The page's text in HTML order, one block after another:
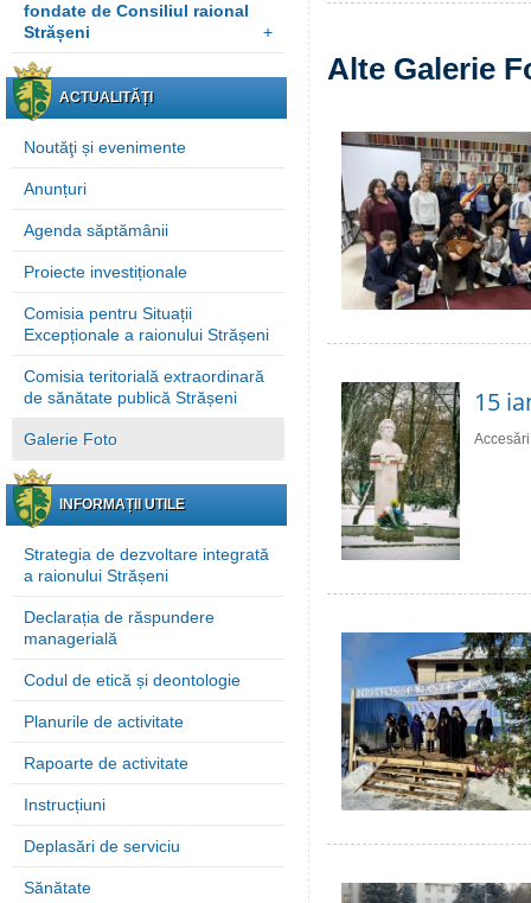
fondate de Consiliul raional
Strășeni
+
ACTUALITĂȚI
Noutăţi și evenimente
Anunțuri
Agenda săptămânii
Proiecte investiționale
Comisia pentru Situații
Excepționale a raionului Strășeni
Comisia teritorială extraordinară
de sănătate publică Strășeni
Galerie Foto
INFORMAȚII UTILE
Strategia de dezvoltare integrată
a raionului Strășeni
Declarația de răspundere
managerială
Codul de etică și deontologie
Planurile de activitate
Rapoarte de activitate
Instrucțiuni
Deplasări de serviciu
Sănătate
Alte Galerie
15